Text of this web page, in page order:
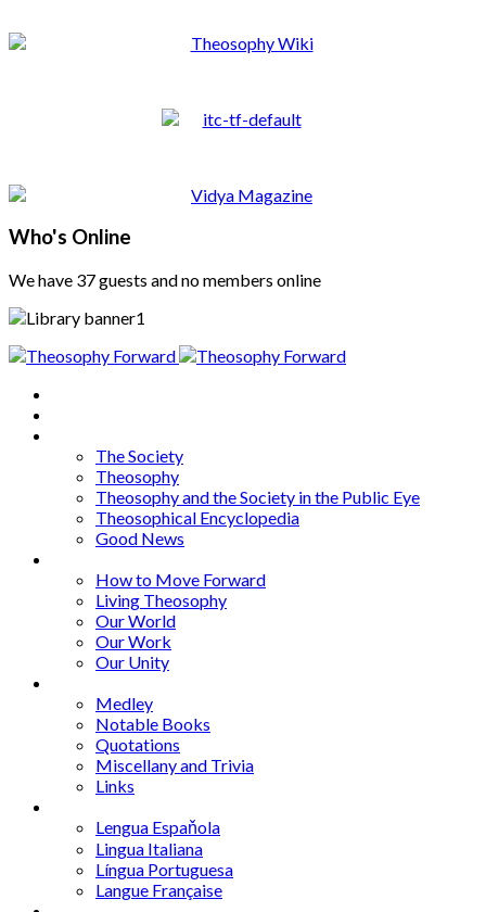
Who's Online
We have 37 guests and no members online
The Society
Theosophy
Theosophy and the Society in the Public Eye
Theosophical Encyclopedia
Good News
How to Move Forward
Living Theosophy
Our World
Our Work
Our Unity
Medley
Notable Books
Quotations
Miscellany and Trivia
Links
Lengua Espaňola
Lingua Italiana
Língua Portuguesa
Langue Française